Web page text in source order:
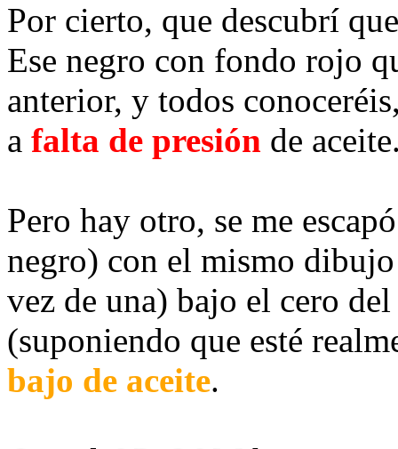
Por cierto, que descubrí
Ese negro con fondo rojo
anterior, y todos
a falta de presión de
Pero hay otro, se me
negro) con el mismo
vez de una) bajo el cero
(suponiendo que esté
bajo de aceite.